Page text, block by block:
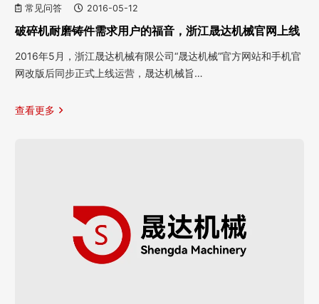
常见问答 2016-05-12
破碎机耐磨铸件需求用户的福音，浙江晟达机械官网上线
2016年5月，浙江晟达机械有限公司“晟达机械”官方网站和手机官
网改版后同步正式上线运营，晟达机械旨…
查看更多